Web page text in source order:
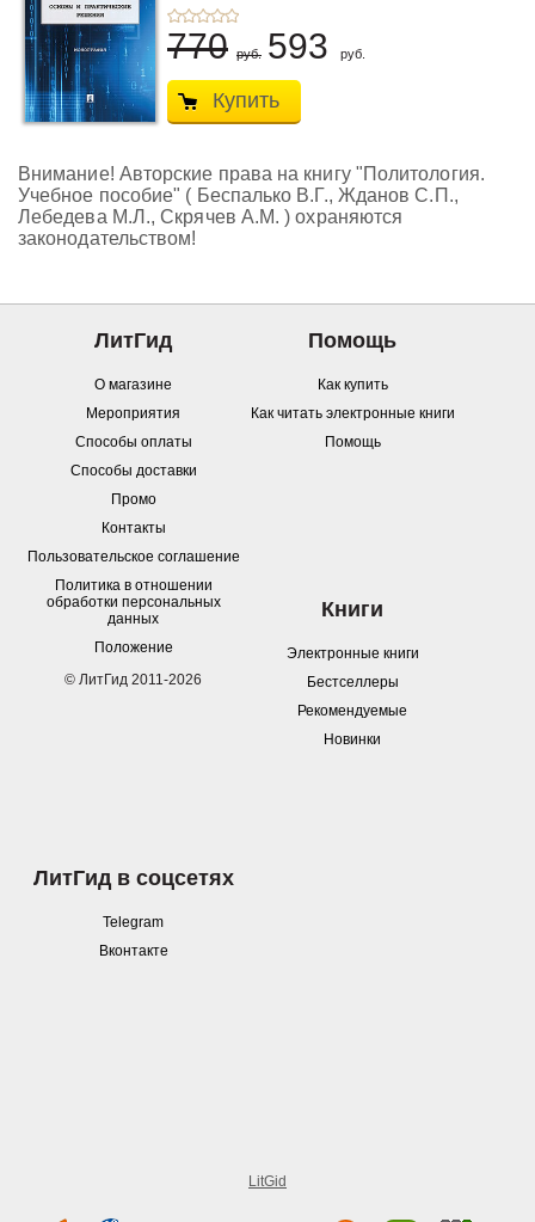
770 руб. 593 руб.
Купить
Внимание! Авторские права на книгу "Политология.
Учебное пособие" ( Беспалько В.Г., Жданов С.П.,
Лебедева М.Л., Скрячев А.М. ) охраняются
законодательством!
ЛитГид
О магазине
Мероприятия
Способы оплаты
Способы доставки
Промо
Контакты
Пользовательское соглашение
Политика в отношении
обработки персональных
данных
Положение
© ЛитГид 2011-2026
Помощь
Как купить
Как читать электронные книги
Помощь
Книги
Электронные книги
Бестселлеры
Рекомендуемые
Новинки
ЛитГид в соцсетях
Telegram
Вконтакте
LitGid